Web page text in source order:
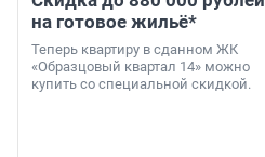
на готовое жильё*
Теперь квартиру в сданном ЖК
«Образцовый квартал 14» можно
купить со специальной скидкой.